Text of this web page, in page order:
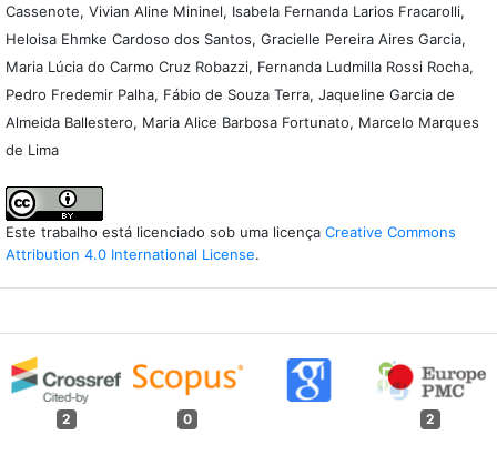
Cassenote, Vivian Aline Mininel, Isabela Fernanda Larios Fracarolli,
Heloisa Ehmke Cardoso dos Santos, Gracielle Pereira Aires Garcia,
Maria Lúcia do Carmo Cruz Robazzi, Fernanda Ludmilla Rossi Rocha,
Pedro Fredemir Palha, Fábio de Souza Terra, Jaqueline Garcia de
Almeida Ballestero, Maria Alice Barbosa Fortunato, Marcelo Marques
de Lima
Este trabalho está licenciado sob uma licença Creative Commons
Attribution 4.0 International License.
2 0 2